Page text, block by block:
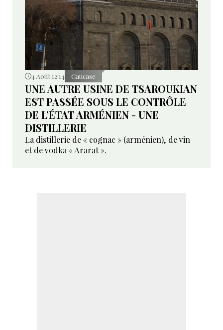
4 Août 12:14 Caucase
UNE AUTRE USINE DE TSAROUKIAN
EST PASSÉE SOUS LE CONTRÔLE
DE L’ÉTAT ARMÉNIEN - UNE
DISTILLERIE
La distillerie de « cognac » (arménien), de vin
et de vodka « Ararat ».